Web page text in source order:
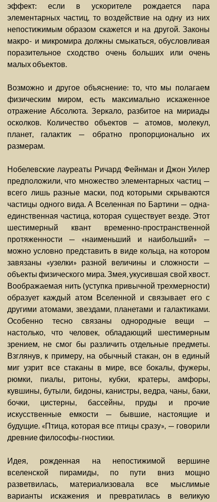
эффект: если в ускорителе рождается пара
элементарных частиц, то воздействие на одну из них
непостижимым образом скажется и на другой. Законы
макро- и микромира должны смыкаться, обусловливая
поразительное сходство очень больших или очень
малых объектов.
Возможно и другое объяснение: то, что мы полагаем
физическим миром, есть максимально искаженное
отражение Абсолюта. Зеркало, разбитое на мириады
осколков. Количество объектов — атомов, молекул,
планет, галактик — обратно пропорционально их
размерам.
Нобелевские лауреаты Ричард Фейнман и Джон Уилер
предположили, что множество элементарных частиц —
всего лишь разные маски, под которыми скрываются
частицы одного вида. А Вселенная по Бартини — одна-
единственная частица, которая существует везде. Этот
шестимерный квант временно-пространственной
протяженности — «наименьший и наибольший» —
можно условно представить в виде кольца, на котором
завязаны «узелки» разной величины и сложности —
объекты физического мира. Змея, укусившая свой хвост.
Воображаемая нить (уступка привычной трехмерности)
образует каждый атом Вселенной и связывает его с
другими атомами, звездами, планетами и галактиками.
Особенно тесно связаны однородные вещи —
настолько, что человек, обладающий шестимерным
зрением, не смог бы различить отдельные предметы.
Взглянув, к примеру, на обычный стакан, он в единый
миг узрит все стаканы в мире, все бокалы, фужеры,
рюмки, пиалы, ритоны, кубки, кратеры, амфоры,
кувшины, бутыли, бидоны, канистры, ведра, чаны, баки,
бочки, цистерны, бассейны, пруды и прочие
искусственные емкости — бывшие, настоящие и
будущие. «Птица, которая все птицы сразу», — говорили
древние философы-гностики.
Идея, рожденная на непостижимой вершине
вселенской пирамиды, по пути вниз мощно
разветвилась, материализовала все мыслимые
варианты искажения и превратилась в великую